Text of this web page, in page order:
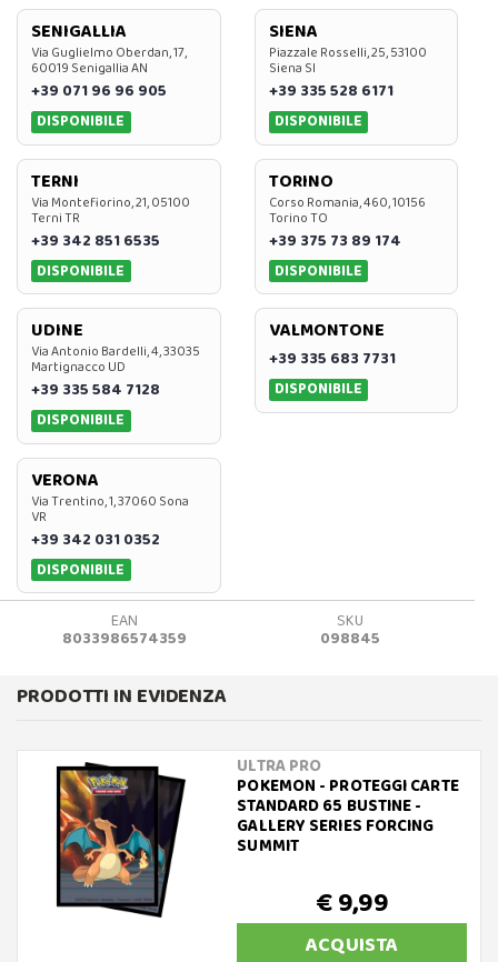
SENIGALLIA
Via Guglielmo Oberdan, 17,
60019 Senigallia AN
+39 071 96 96 905
DISPONIBILE
SIENA
Piazzale Rosselli, 25, 53100
Siena SI
+39 335 528 6171
DISPONIBILE
TERNI
Via Montefiorino, 21, 05100
Terni TR
+39 342 851 6535
DISPONIBILE
TORINO
Corso Romania, 460, 10156
Torino TO
+39 375 73 89 174
DISPONIBILE
UDINE
Via Antonio Bardelli, 4, 33035
Martignacco UD
+39 335 584 7128
DISPONIBILE
VALMONTONE
+39 335 683 7731
DISPONIBILE
VERONA
Via Trentino, 1, 37060 Sona
VR
+39 342 031 0352
DISPONIBILE
EAN
8033986574359
SKU
098845
PRODOTTI IN EVIDENZA
ULTRA PRO
POKEMON - PROTEGGI CARTE
STANDARD 65 BUSTINE -
GALLERY SERIES FORCING
SUMMIT
€ 9,99
ACQUISTA